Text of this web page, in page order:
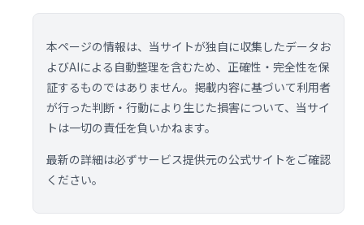
本ページの情報は、当サイトが独自に収集したデータお
よびAIによる自動整理を含むため、正確性・完全性を保
証するものではありません。掲載内容に基づいて利用者
が行った判断・行動により生じた損害について、当サイ
トは一切の責任を負いかねます。
最新の詳細は必ずサービス提供元の公式サイトをご確認
ください。